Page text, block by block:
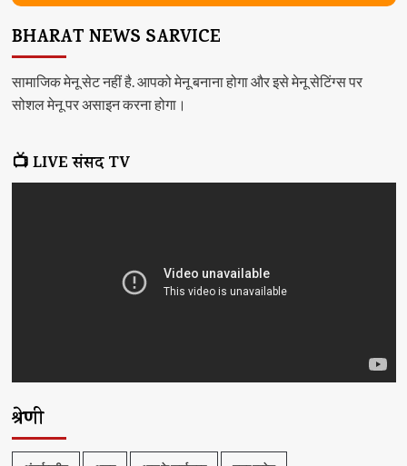
BHARAT NEWS SARVICE
सामाजिक मेनू सेट नहीं है. आपको मेनू बनाना होगा और इसे मेनू सेटिंग्स पर
सोशल मेनू पर असाइन करना होगा।
📺 LIVE संसद TV
श्रेणी